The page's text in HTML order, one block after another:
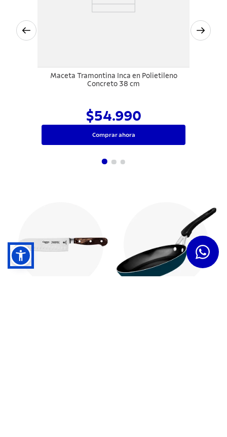
Maceta Tramontina Inca en Polietileno
Concreto 38 cm
$54.990
Comprar ahora